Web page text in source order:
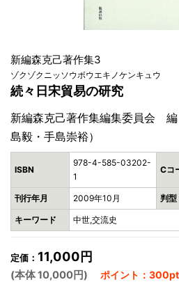
新編森克己著作集3
ゾクゾクニッソウボウエキノケンキュウ
続々日宋貿易の研究
新編森克己著作集編集委員会
島毅・手島崇裕）
ISBN
978-4-585-03202-
1
Cコ
刊行年月 2009年10月 判型
キーワード 中世,交流史
定価： 11,000円
(本体 10,000円) ポイント：300pt